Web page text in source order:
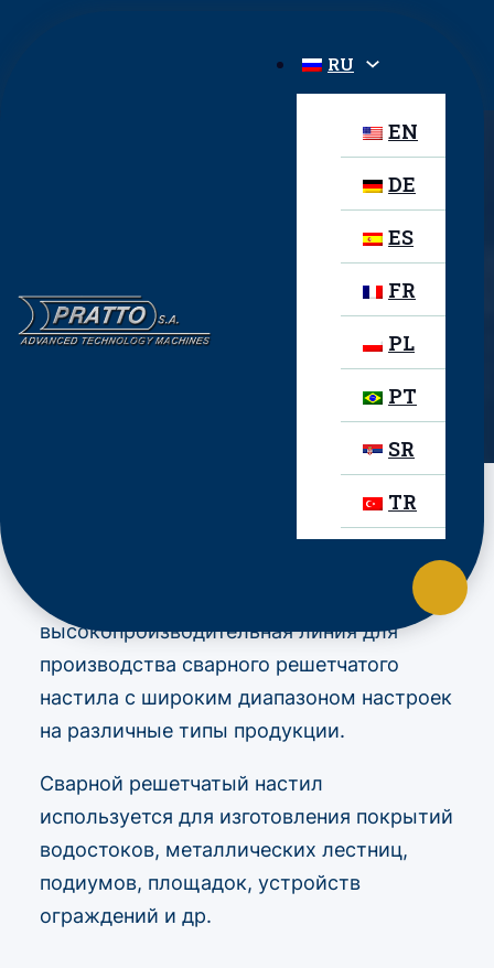
RU
EN
DE
ES
FR
PL
PT
SR
TR
Starweld PCB-FA
СЛЕДУЮЩИЙ ПРОДУКТ
высокопроизводительная линия для
производства сварного решетчатого
настила с широким диапазоном настроек
на различные типы продукции.
Сварной решетчатый настил
используется для изготовления покрытий
водостоков, металлических лестниц,
подиумов, площадок, устройств
ограждений и др.